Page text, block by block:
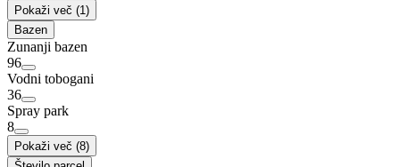
Pokaži več (1)
Bazen
Zunanji bazen
96
Vodni tobogani
36
Spray park
8
Pokaži več (8)